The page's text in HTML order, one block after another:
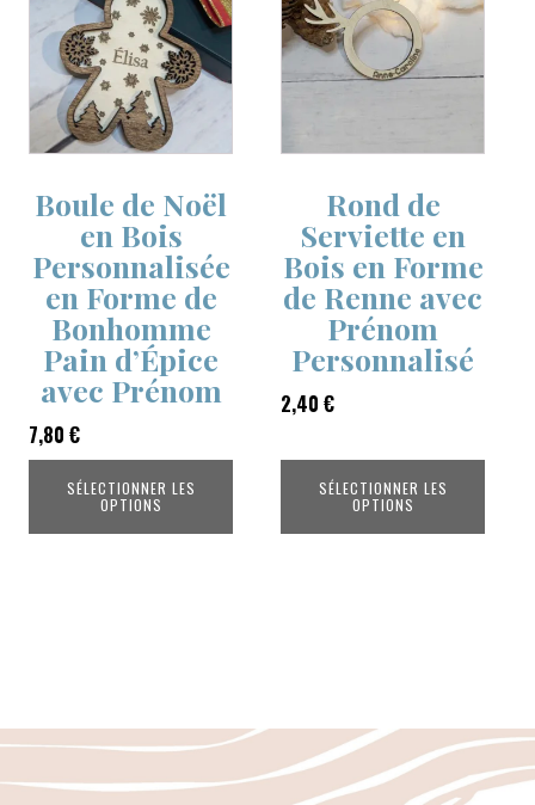
Boule de Noël
en Bois
Personnalisée
en Forme de
Bonhomme
Pain d’Épice
avec Prénom
7,80 €
SÉLECTIONNER LES
OPTIONS
Rond de
Serviette en
Bois en Forme
de Renne avec
Prénom
Personnalisé
2,40€
SÉLECTIONNER LES
OPTIONS